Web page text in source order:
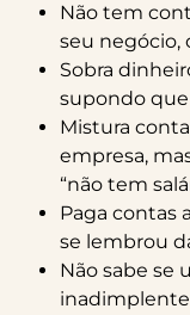
Não tem
seu negócio,
Sobra
supondo
Mistura
empresa,
“não tem
Paga contas
se lembrou
Não sabe se